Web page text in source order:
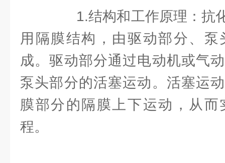
1.结构和工作原理：抗
用隔膜结构，由驱动部分、
成。驱动部分通过电动机或气
泵头部分的活塞运动。活塞运
膜部分的隔膜上下运动，从
程。